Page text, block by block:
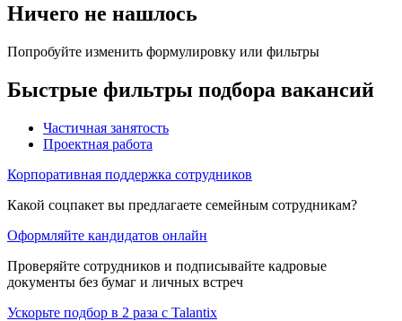
Ничего не нашлось
Попробуйте изменить формулировку или фильтры
Быстрые фильтры подбора вакансий
Частичная занятость
Проектная работа
Корпоративная поддержка сотрудников
Какой соцпакет вы предлагаете семейным сотрудникам?
Оформляйте кандидатов онлайн
Проверяйте сотрудников и подписывайте кадровые
документы без бумаг и личных встреч
Ускорьте подбор в 2 раза с Talantix